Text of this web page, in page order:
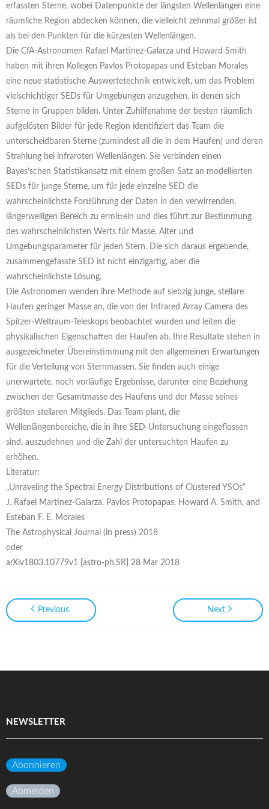
erfassten Sterne, wobei Datenpunkte der längsten Wellenlängen eine
räumliche Region abdecken können, die vielleicht zehnmal größer ist
als bei den Punkten für die kürzesten Wellenlängen.
Die CfA-Astronomen Rafael Martinez-Galarza und Howard Smith
haben mit ihren Kollegen Pavlos Protopapas und Esteban Morales
eine neue statistische Auswertetechnik entwickelt, um das Problem
vielschichtiger SEDs für Umgebungen anzugehen, in denen sich
Sterne in Gruppen bilden. Unter Zuhilfenahme der besten räumlich
aufgelösten Bilder für jede Region identifiziert das Team die
unterscheidbaren Sterne (zumindest all die in dem Haufen) und deren
Strahlung bei infraroten Wellenlängen. Sie verbinden einen
Bayes’schen Statistikansatz mit einem großen Satz an modellierten
SEDs für junge Sterne, um für jede einzelne SED die
wahrscheinlichste Fortführung der Daten in den verwirrenden,
längerwelligen Bereich zu ermitteln und dies führt zur Bestimmung
des wahrscheinlichsten Werts für Masse, Alter und
Umgebungsparameter für jeden Stern. Die sich daraus ergebende,
zusammengefasste SED ist nicht einzigartig, aber die
wahrscheinlichste Lösung.
Die Astronomen wenden ihre Methode auf siebzig junge, stellare
Haufen geringer Masse an, die von der Infrared Array Camera des
Spitzer-Weltraum-Teleskops beobachtet wurden und leiten die
physikalischen Eigenschaften der Haufen ab. Ihre Resultate stehen in
ausgezeichneter Übereinstimmung mit den allgemeinen Erwartungen
für die Verteilung von Sternmassen. Sie finden auch einige
unerwartete, noch vorläufige Ergebnisse, darunter eine Beziehung
zwischen der Gesamtmasse des Haufens und der Masse seines
größten stellaren Mitglieds. Das Team plant, die
Wellenlängenbereiche, die in ihre SED-Untersuchung eingeflossen
sind, auszudehnen und die Zahl der untersuchten Haufen zu
erhöhen.
Literatur:
„Unraveling the Spectral Energy Distributions of Clustered YSOs“
J. Rafael Martinez-Galarza, Pavlos Protopapas, Howard A. Smith, and
Esteban F. E. Morales
The Astrophysical Journal (in press) 2018
oder
arXiv1803.10779v1 [astro-ph.SR] 28 Mar 2018
Previous Next
NEWSLETTER
Abonnieren
Abmelden